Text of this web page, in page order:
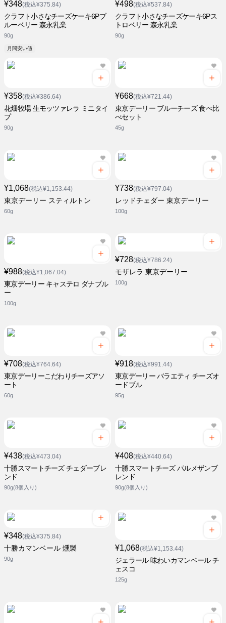
¥348(税込¥375.84)
クラフト小さなチーズケーキ6Pブ
ルーベリー 森永乳業
90g
月間安い値
¥498(税込¥537.84)
クラフト小さなチーズケーキ6Pス
トロベリー 森永乳業
90g
¥358(税込¥386.64)
花畑牧場 生モッツァレラ ミニタイ
プ
90g
¥668(税込¥721.44)
東京デーリー ブルーチーズ 食べ比
べセット
45g
¥1,068(税込¥1,153.44)
東京デーリー スティルトン
60g
¥738(税込¥797.04)
レッドチェダー 東京デーリー
100g
¥988(税込¥1,067.04)
東京デーリー キャステロ ダナブル
ー
100g
¥728(税込¥786.24)
モザレラ 東京デーリー
100g
¥708(税込¥764.64)
東京デーリーこだわりチーズアソ
ート
60g
¥918(税込¥991.44)
東京デーリー バラエティ チーズオ
ードブル
95g
¥438(税込¥473.04)
十勝スマートチーズ チェダーブレ
ンド
90g(8個入り)
¥408(税込¥440.64)
十勝スマートチーズ パルメザンブ
レンド
90g(8個入り)
¥348(税込¥375.84)
十勝カマンベール 燻製
90g
¥1,068(税込¥1,153.44)
ジェラール 味わいカマンベール チ
ェスコ
125g